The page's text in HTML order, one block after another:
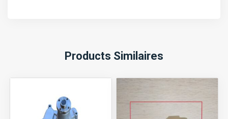
Products Similaires